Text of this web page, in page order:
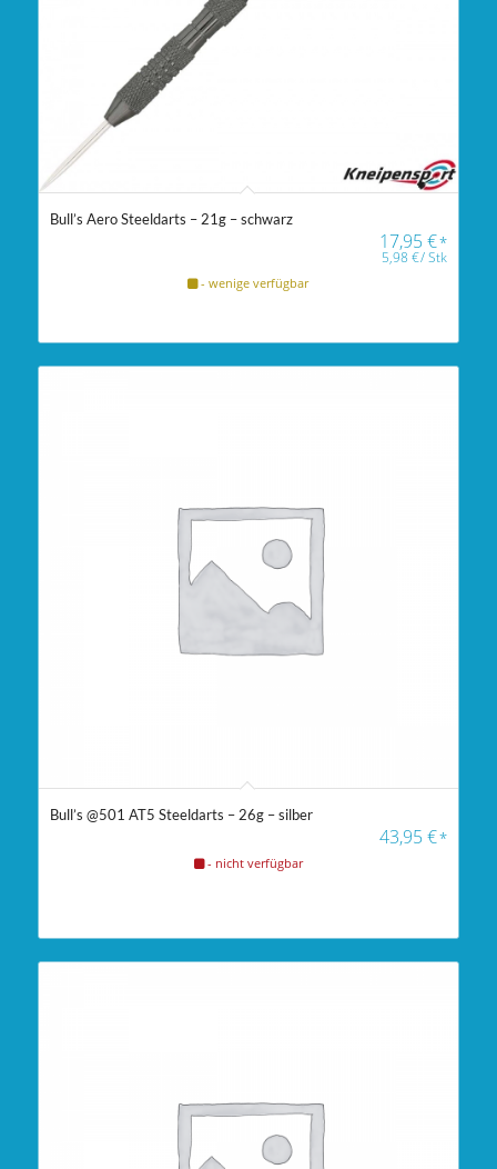
Bull’s Aero Steeldarts – 21g – schwarz
17,95€*
5,98€/Stk
- wenige verfügbar
Bull’s @501 AT5 Steeldarts – 26g – silber
43,95€*
- nicht verfügbar